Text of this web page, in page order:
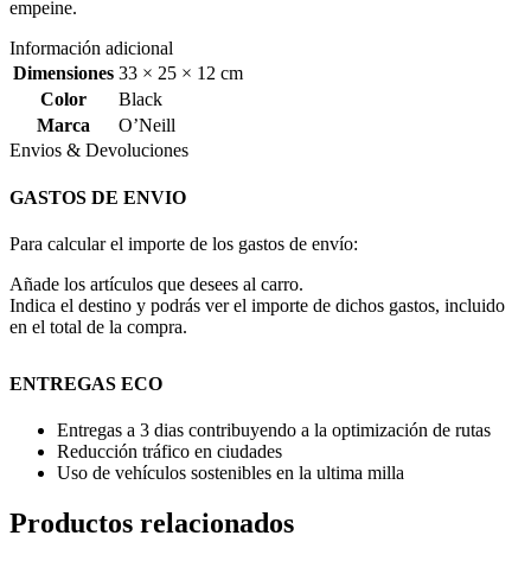
empeine.
Información adicional
Dimensiones 33 × 25 × 12 cm
Color
Black
Marca
O’Neill
Envios & Devoluciones
GASTOS DE ENVIO
Para calcular el importe de los gastos de envío:
Añade los artículos que desees al carro.
Indica el destino y podrás ver el importe de dichos gastos, incluido
en el total de la compra.
ENTREGAS ECO
Entregas a 3 dias contribuyendo a la optimización de rutas
Reducción tráfico en ciudades
Uso de vehículos sostenibles en la ultima milla
Productos relacionados